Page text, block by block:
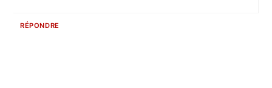
RÉPONDRE